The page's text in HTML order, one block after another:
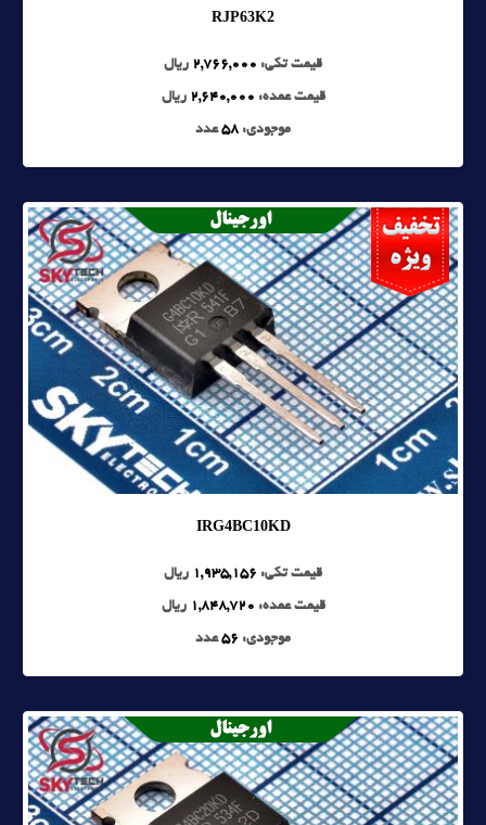
RJP63K2
قیمت تکی: 2,766,000 ریال
قیمت عمده: 2,640,000 ریال
موجودی: 58عدد
IRG4BC10KD
قیمت تکی: 1,935,156 ریال
قیمت عمده: 1,848,720 ریال
موجودی: 56عدد